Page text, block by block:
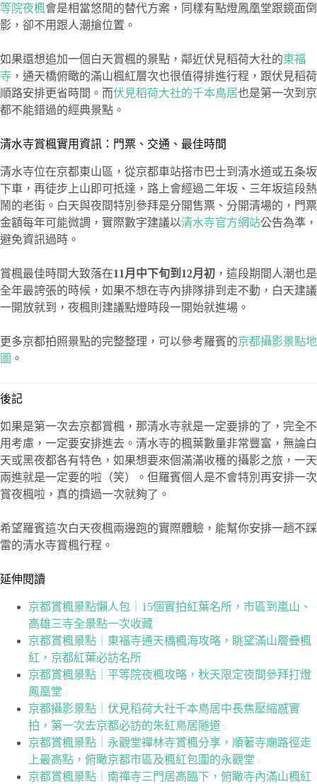
等院夜楓會是相當悠閒的替代方案，同樣有點燈鳳凰堂跟鏡面倒
影，卻不用跟人潮搶位置。
如果還想追加一個白天賞楓的景點，鄰近伏見稻荷大社的東福
寺 ，通天橋俯瞰的滿山楓紅層次也很值得排進行程，跟伏見稻荷
順路安排更省時間。而伏見稻荷大社的千本鳥居也是第一次到京
都不能錯過的經典景點。
清水寺賞楓實用資訊：門票、交通、最佳時間
清水寺位在京都東山區，從京都車站搭市巴士到清水道或五条坂
下車，再徒步上山即可抵達，路上會經過二年坂、三年坂這段熱
鬧的老街。白天與夜間特別參拜是分開售票、分開清場的，門票
金額每年可能微調，實際數字建議以清水寺官方網站公告為準，
避免資訊過時。
賞楓最佳時間大致落在11月中下旬到12月初 ，這段期間人潮也是
全年最誇張的時候，如果不想在寺內排隊排到走不動，白天建議
一開放就到，夜楓則建議點燈時段一開始就進場。
更多京都拍照景點的完整整理，可以參考羅賓的京都攝影景點地
圖 。
後記
如果是第一次去京都賞楓，那清水寺就是一定要排的了，完全不
用考慮，一定要安排進去。清水寺的楓葉數量非常豐富，無論白
天或黑夜都各有特色，如果想要來個滿滿收穫的攝影之旅，一天
兩進就是一定要的啦（笑）。但羅賓個人是不會特別再安排一次
賞夜楓啦，真的擠過一次就夠了。
希望羅賓這次白天夜楓兩邊跑的實際體驗，能幫你安排一趟不踩
雷的清水寺賞楓行程。
延伸閱讀
京都賞楓景點懶人包｜15個實拍紅葉名所，市區到嵐山、
高雄三寺全景點一次收藏
京都賞楓景點｜東福寺通天橋楓海攻略，眺望滿山層疊楓
紅，京都紅葉必訪名所
京都賞楓景點｜平等院夜楓攻略，秋天限定夜間參拜打燈
鳳凰堂
京都攝影景點｜伏見稻荷大社千本鳥居中長焦壓縮感實
拍，第一次去京都必訪的朱紅鳥居隧道
京都賞楓景點｜永觀堂禪林寺賞楓分享，順著寺廟路徑走
上最高點，俯瞰京都市區及楓紅包圍的永觀堂
京都賞楓景點｜南禪寺三門居高臨下，俯瞰寺內滿山楓紅